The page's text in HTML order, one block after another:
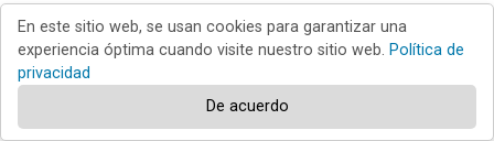
autoridades correspondientes.
He leído un correo spam pero no he abierto el
archivo adjunto, ¿está infectado mi ordenador?
En este sitio web, se usan cookies para garantizar una
experiencia óptima cuando visite nuestro sitio web. Política de
privacidad
De acuerdo